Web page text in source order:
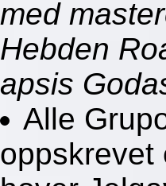
med
Hebden
apsis
Alle
oppskrevet